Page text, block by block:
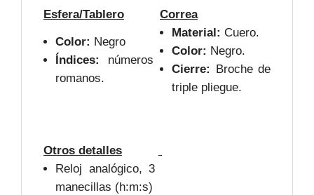
Esfera/Tablero Correa
Color: Negro
Índices:
números
romanos.
Material: Cuero.
Color: Negro.
Cierre:
Broche de
triple pliegue.
Otros detalles
Reloj analógico, 3
manecillas (h:m:s)